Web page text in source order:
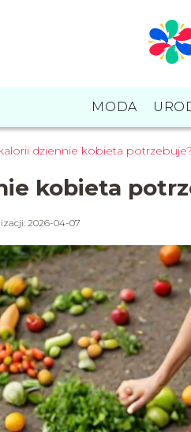
MODA
dziennie kobieta
kobieta
2026-04-07